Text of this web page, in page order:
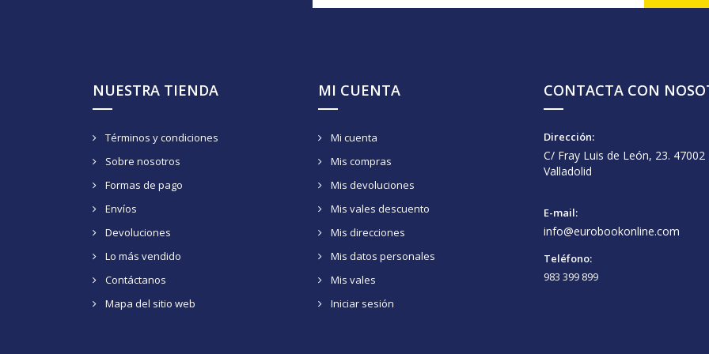
NUESTRA TIENDA
Términos y condiciones
Sobre nosotros
Formas de pago
Envíos
Devoluciones
Lo más vendido
Contáctanos
Mapa del sitio web
MI CUENTA
Mi cuenta
Mis compras
Mis devoluciones
Mis vales descuento
Mis direcciones
Mis datos personales
Mis vales
Iniciar sesión
CONTACTA CON
Dirección:
C/ Fray Luis de León, 23. 47002
Valladolid
E-mail:
info@eurobookonline.com
Teléfono:
983 399 899